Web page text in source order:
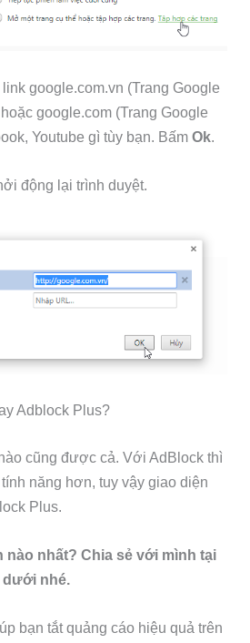
google.com.vn (Trang Google
google.com (Trang Google
Youtube gì tùy bạn. BấmOk.
động lại trình duyệt.
Adblock Plus?
cũng được cả. Với AdBlock thì
năng hơn, tuy vậy giao diện
Plus.
nào nhất? Chia sẻ với mình tại
dưới nhé.
bạn tắt quảng cáo hiệu quả trên